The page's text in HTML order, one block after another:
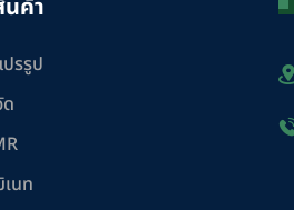
ค้า
รรูป
นท